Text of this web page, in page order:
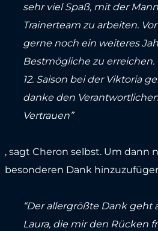
sehr viel Spaß, mit der
Trainerteam zu arbeiten.
gerne noch ein weiteres
Bestmögliche zu
12. Saison bei der Viktoria
danke den
Vertrauen”
, sagt Cheron selbst. Um dann
besonderen Dank
“Der allergrößte Dank
Laura, die mir den Rücken